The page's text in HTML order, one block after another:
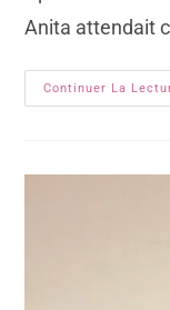
Anita attendait
Continuer La